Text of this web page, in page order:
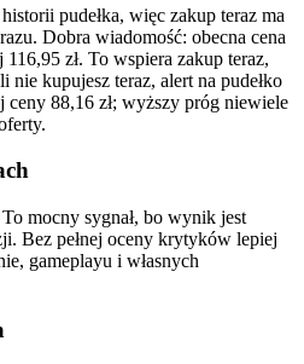
pudełka, więc zakup teraz ma
Dobra wiadomość: obecna cena
116,95 zł. To wspiera zakup teraz,
nie kupujesz teraz, alert na pudełko
ceny 88,16 zł; wyższy próg niewiele
mocny sygnał, bo wynik jest
Bez pełnej oceny krytyków lepiej
gameplayu i własnych